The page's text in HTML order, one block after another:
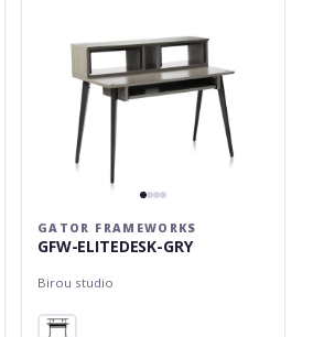
GATOR FRAMEWORKS
GFW-ELITEDESK-GRY
Birou studio